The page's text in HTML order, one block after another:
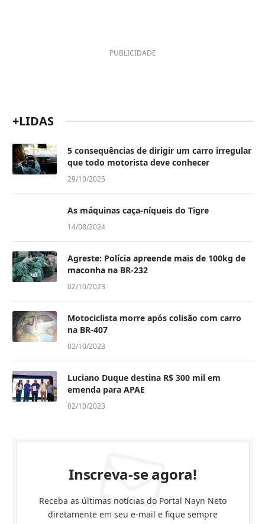
PUBLICIDADE
+LIDAS
5 consequências de dirigir um carro irregular
que todo motorista deve conhecer
29/10/2025
As máquinas caça-níqueis do Tigre
14/08/2024
Agreste: Polícia apreende mais de 100kg de
maconha na BR-232
02/10/2023
Motociclista morre após colisão com carro
na BR-407
02/10/2023
Luciano Duque destina R$ 300 mil em
emenda para APAE
02/10/2023
Inscreva-se agora!
Receba as últimas notícias do Portal Nayn Neto
diretamente em seu e-mail e fique sempre